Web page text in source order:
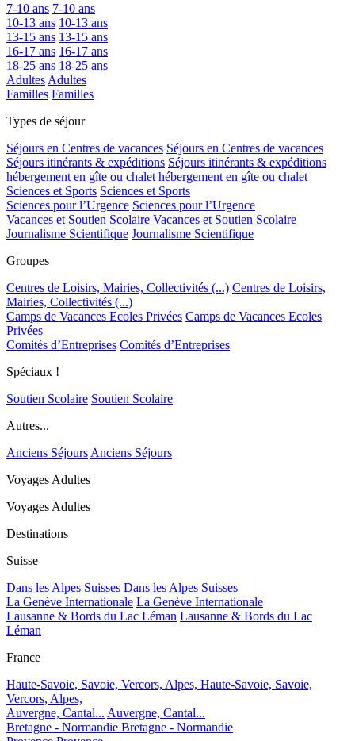
7-10 ans 7-10 ans
10-13 ans 10-13 ans
13-15 ans 13-15 ans
16-17 ans 16-17 ans
18-25 ans 18-25 ans
Adultes Adultes
Familles Familles
Types de séjour
Séjours en Centres de vacances Séjours en Centres de vacances
Séjours itinérants & expéditions Séjours itinérants & expéditions
hébergement en gîte ou chalet hébergement en gîte ou chalet
Sciences et Sports Sciences et Sports
Sciences pour l’Urgence Sciences pour l’Urgence
Vacances et Soutien Scolaire Vacances et Soutien Scolaire
Journalisme Scientifique Journalisme Scientifique
Groupes
Centres de Loisirs, Mairies, Collectivités (...) Centres de Loisirs,
Mairies, Collectivités (...)
Camps de Vacances Ecoles Privées Camps de Vacances Ecoles
Privées
Comités d’Entreprises Comités d’Entreprises
Spéciaux !
Soutien Scolaire Soutien Scolaire
Autres...
Anciens Séjours Anciens Séjours
Voyages Adultes
Voyages Adultes
Destinations
Suisse
Dans les Alpes Suisses Dans les Alpes Suisses
La Genève Internationale La Genève Internationale
Lausanne & Bords du Lac Léman Lausanne & Bords du Lac
Léman
France
Haute-Savoie, Savoie, Vercors, Alpes, Haute-Savoie, Savoie,
Vercors, Alpes,
Auvergne, Cantal... Auvergne, Cantal...
Bretagne - Normandie Bretagne - Normandie